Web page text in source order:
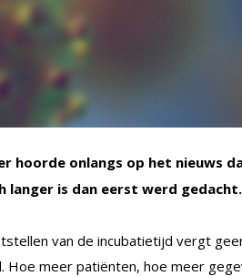
hoorde onlangs op het nieuws
langer is dan eerst werd
van de incubatietijd vergt
Hoe meer patiënten, hoe meer